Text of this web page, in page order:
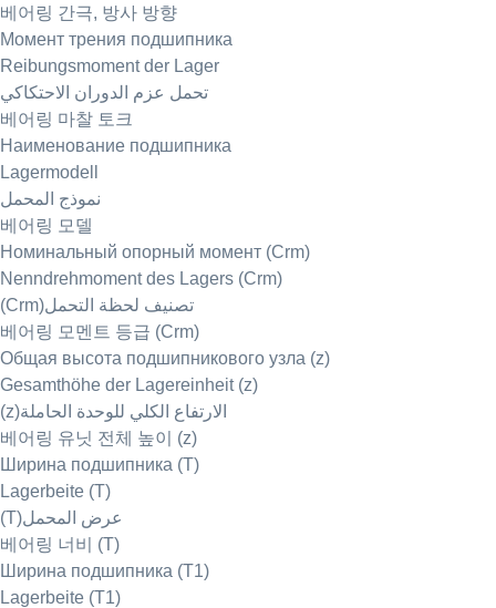
베어링 간극, 방사 방향
Момент трения подшипника
Reibungsmoment der Lager
تحمل عزم الدوران الاحتكاكي
베어링 마찰 토크
Наименование подшипника
Lagermodell
نموذج المحمل
베어링 모델
Номинальный опорный момент (Crm)
Nenndrehmoment des Lagers (Crm)
(Crm)تصنيف لحظة التحمل
베어링 모멘트 등급 (Crm)
Общая высота подшипникового узла (z)
Gesamthöhe der Lagereinheit (z)
(z)الارتفاع الكلي للوحدة الحاملة
베어링 유닛 전체 높이 (z)
Ширина подшипника (T)
Lagerbeite (T)
(T)عرض المحمل
베어링 너비 (T)
Ширина подшипника (T1)
Lagerbeite (T1)